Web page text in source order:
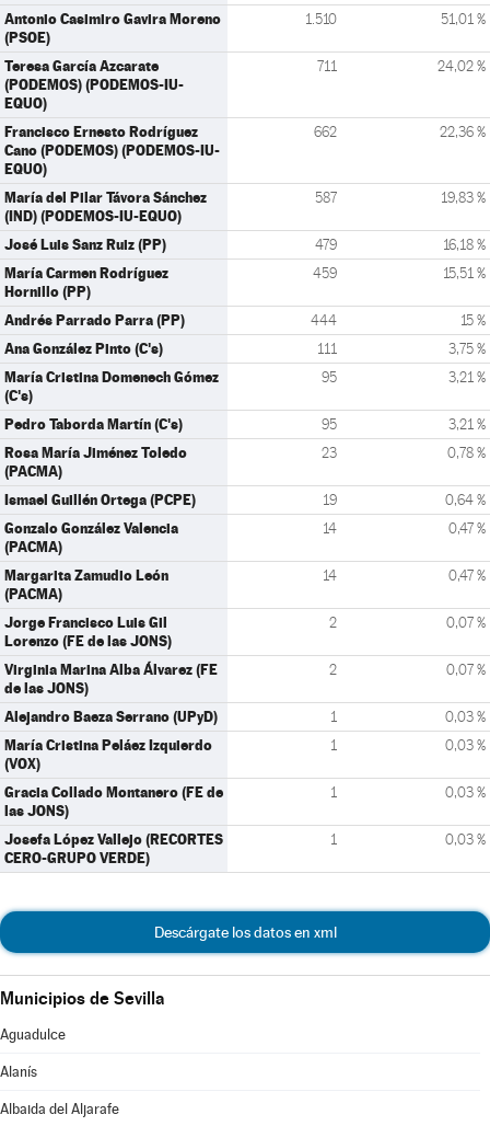
Antonio Casimiro Gavira Moreno
(PSOE)
1.510 51,01 %
Teresa García Azcarate
(PODEMOS) (PODEMOS-IU-
EQUO)
711 24,02 %
Francisco Ernesto Rodríguez
Cano (PODEMOS) (PODEMOS-IU-
EQUO)
662 22,36 %
María del Pilar Távora Sánchez
(IND) (PODEMOS-IU-EQUO)
587 19,83 %
José Luis Sanz Ruiz (PP) 479 16,18 %
María Carmen Rodríguez
Hornillo (PP)
459 15,51 %
Andrés Parrado Parra (PP) 444 15 %
Ana González Pinto (C's) 111 3,75 %
María Cristina Domenech Gómez
(C's)
95 3,21 %
Pedro Taborda Martín (C's) 95 3,21 %
Rosa María Jiménez Toledo
(PACMA)
23 0,78 %
Ismael Guillén Ortega (PCPE) 19 0,64 %
Gonzalo González Valencia
(PACMA)
14 0,47 %
Margarita Zamudio León
(PACMA)
14 0,47 %
Jorge Francisco Luis Gil
Lorenzo (FE de las JONS)
2 0,07 %
Virginia Marina Alba Álvarez (FE
de las JONS)
2 0,07 %
Alejandro Baeza Serrano (UPyD) 1 0,03 %
María Cristina Peláez Izquierdo
(VOX)
1 0,03 %
Gracia Collado Montanero (FE de
las JONS)
1 0,03 %
Josefa López Vallejo (RECORTES
CERO-GRUPO VERDE)
1 0,03 %
Descárgate los datos en xml
Municipios de Sevilla
Aguadulce
Alanís
Albaida del Aljarafe